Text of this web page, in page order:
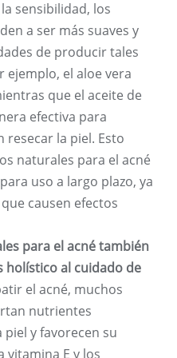
sensibilidad, los
a ser más suaves y
de producir tales
ejemplo, el aloe vera
que el aceite de
efectiva para
resecar la piel. Esto
naturales para el acné
uso a largo plazo, ya
causen efectos
para el acné también
holístico al cuidado de
el acné, muchos
nutrientes
y favorecen su
vitamina E y los